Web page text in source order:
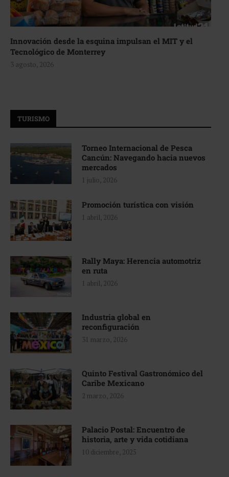
Innovación desde la esquina impulsan el MIT y el
Tecnológico de Monterrey
3 agosto, 2026
TURISMO
Torneo Internacional de Pesca
Cancún: Navegando hacia nuevos
mercados
1 julio, 2026
Promoción turística con visión
1 abril, 2026
Rally Maya: Herencia automotriz
en ruta
1 abril, 2026
Industria global en
reconfiguración
31 marzo, 2026
Quinto Festival Gastronómico del
Caribe Mexicano
2 marzo, 2026
Palacio Postal: Encuentro de
historia, arte y vida cotidiana
10 diciembre, 2025